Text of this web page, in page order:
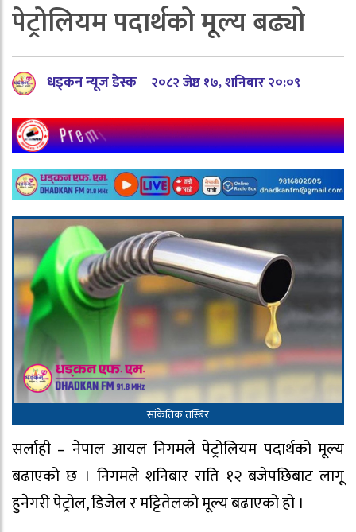
पेट्रोलियम पदार्थको मूल्य बढ्यो
धड्कन न्यूज डेस्क २०८२ जेष्ठ १७, शनिबार २०:०९
सांकेतिक तस्बिर
सर्लाही – नेपाल आयल निगमले पेट्रोलियम पदार्थको मूल्य
बढाएको छ । निगमले शनिबार राति १२ बजेपछिबाट लागू
हुनेगरी पेट्रोल, डिजेल र मट्टितेलको मूल्य बढाएको हो ।